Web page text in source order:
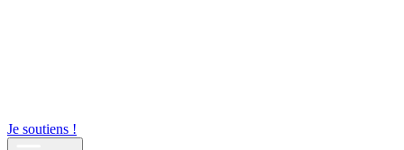
Je soutiens !